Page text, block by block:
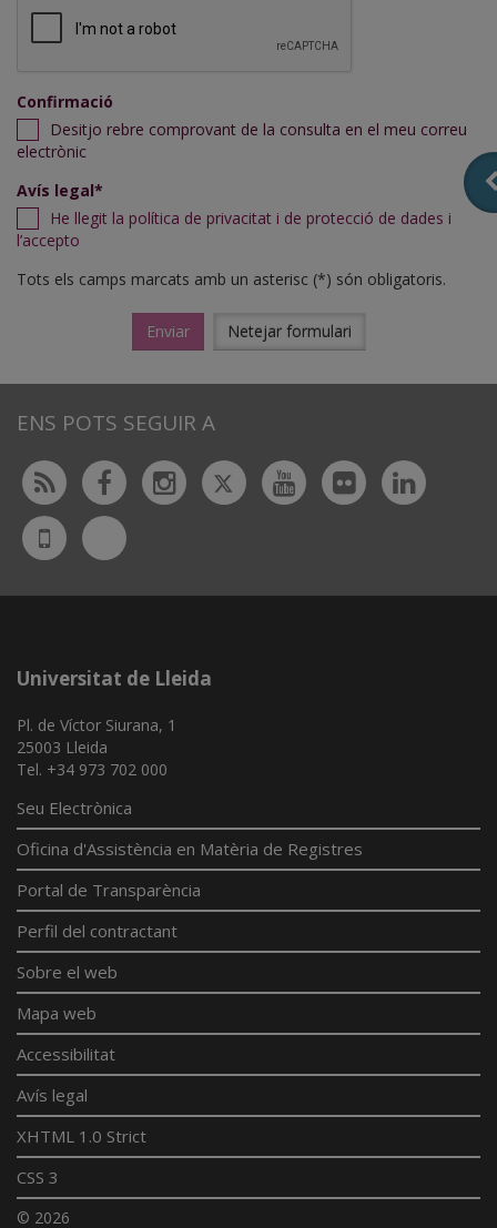
Confirmació
Desitjo rebre comprovant de la consulta en el meu correu
electrònic
Avís legal*
He llegit la política de privacitat i de protecció de dades i
l’accepto
Tots els camps marcats amb un asterisc (*) són obligatoris.
Enviar Netejar formulari
ENS POTS SEGUIR A
Rss FacebookInstagram
TwitterYoutubeFlickr
UdL
App
Bluesky
Universitat de Lleida
Pl. de Víctor Siurana, 1
25003 Lleida
Tel. +34 973 702 000
Seu Electrònica
Oficina d'Assistència en Matèria de Registres
Portal de Transparència
Perfil del contractant
Sobre el web
Mapa web
Accessibilitat
Avís legal
XHTML 1.0 Strict
CSS 3
© 2026